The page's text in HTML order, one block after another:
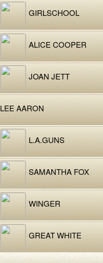
GIRLSCHOOL
ALICE COOPER
JOAN JETT
LEE AARON
L.A.GUNS
SAMANTHA FOX
WINGER
GREAT WHITE